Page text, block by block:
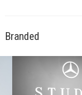
Branded